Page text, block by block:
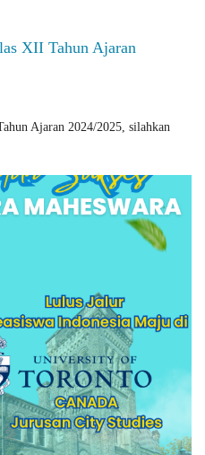
XII Tahun Ajaran
Ajaran 2024/2025, silahkan